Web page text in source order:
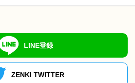
LINE登録
ZENKI TWITTER